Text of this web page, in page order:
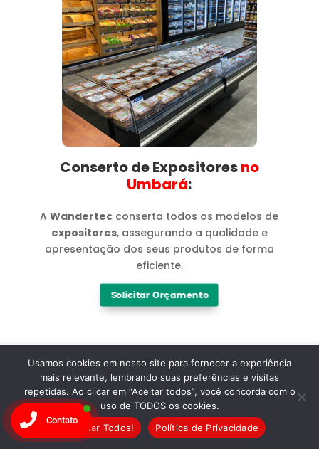
Conserto de Expositoresno
Umbará​:
AWandertec conserta todos os modelos de
expositores, assegurando a qualidade e
apresentação dos seus produtos de forma
eficiente.
Solicitar Orçamento
Marcas
Usamos cookies em nosso site para fornecer a experiência
mais relevante, lembrando suas preferências e visitas
repetidas. Ao clicar em “Aceitar todos”, você concorda com o
uso de TODOS os cookies.
Aceitar Todos!
Política de Privacidade
Contato